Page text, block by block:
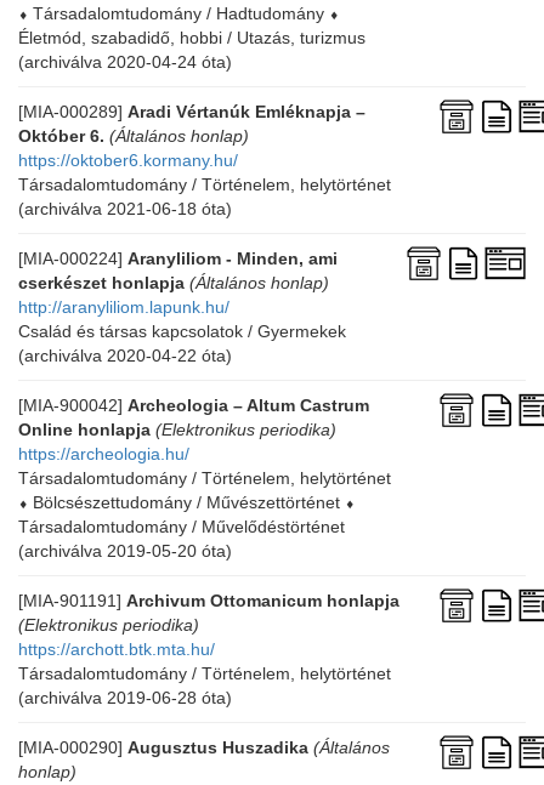
⬧ Társadalomtudomány / Hadtudomány ⬧
Életmód, szabadidő, hobbi / Utazás, turizmus
(archiválva 2020-04-24 óta)
[MIA-000289] Aradi Vértanúk Emléknapja –
Október 6. (Általános honlap)
https://oktober6.kormany.hu/
Társadalomtudomány / Történelem, helytörténet
(archiválva 2021-06-18 óta)
[MIA-000224] Aranyliliom - Minden, ami
cserkészet honlapja (Általános honlap)
http://aranyliliom.lapunk.hu/
Család és társas kapcsolatok / Gyermekek
(archiválva 2020-04-22 óta)
[MIA-900042] Archeologia – Altum Castrum
Online honlapja (Elektronikus periodika)
https://archeologia.hu/
Társadalomtudomány / Történelem, helytörténet
⬧ Bölcsészettudomány / Művészettörténet ⬧
Társadalomtudomány / Művelődéstörténet
(archiválva 2019-05-20 óta)
[MIA-901191] Archivum Ottomanicum honlapja
(Elektronikus periodika)
https://archott.btk.mta.hu/
Társadalomtudomány / Történelem, helytörténet
(archiválva 2019-06-28 óta)
[MIA-000290] Augusztus Huszadika (Általános
honlap)